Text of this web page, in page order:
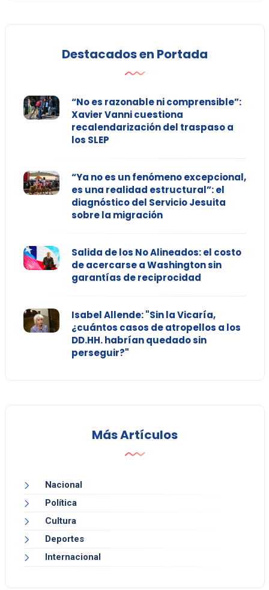
Destacados en Portada
“No es razonable ni comprensible”:
Xavier Vanni cuestiona
recalendarización del traspaso a
los SLEP
“Ya no es un fenómeno excepcional,
es una realidad estructural”: el
diagnóstico del Servicio Jesuita
sobre la migración
Salida de los No Alineados: el costo
de acercarse a Washington sin
garantías de reciprocidad
Isabel Allende: "Sin la Vicaría,
¿cuántos casos de atropellos a los
DD.HH. habrían quedado sin
perseguir?"
Más Artículos
Nacional
Política
Cultura
Deportes
Internacional